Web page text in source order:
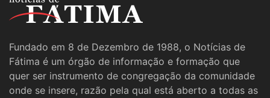
Fundado em 8 de Dezembro de 1988, o Notícias de
Fátima é um órgão de informação e formação que
quer ser instrumento de congregação da comunidade
onde se insere, razão pela qual está aberto a todas as